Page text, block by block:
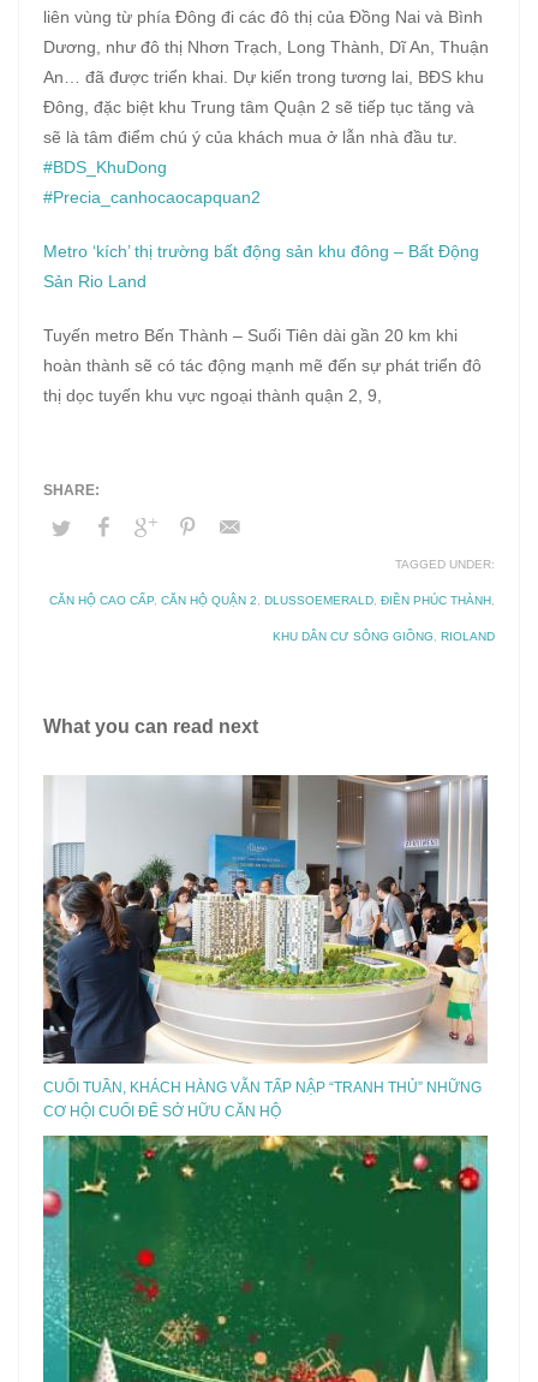
liên vùng từ phía Đông đi các đô thị của Đồng Nai và Bình
Dương, như đô thị Nhơn Trạch, Long Thành, Dĩ An, Thuận
An… đã được triển khai. Dự kiến trong tương lai, BĐS khu
Đông, đặc biệt khu Trung tâm Quận 2 sẽ tiếp tục tăng và
sẽ là tâm điểm chú ý của khách mua ở lẫn nhà đầu tư.
#BDS_KhuDong
#Precia_canhocaocapquan2
Metro ‘kích’ thị trường bất động sản khu đông – Bất Động
Sản Rio Land
Tuyến metro Bến Thành – Suối Tiên dài gần 20 km khi
hoàn thành sẽ có tác động mạnh mẽ đến sự phát triển đô
thị dọc tuyến khu vực ngoại thành quận 2, 9,
TAGGED UNDER:
CĂN HỘ CAO CẤP CĂN HỘ QUẬN 2 DLUSSOEMERALD ĐIỀN PHÚC THÀNH
KHU DÂN CƯ SÔNG GIỒNG RIOLAND
What you can read next
CUỐI TUẦN, KHÁCH HÀNG VẪN TẤP NẬP “TRANH THỦ” NHỮNG
CƠ HỘI CUỐI ĐỂ SỞ HỮU CĂN HỘ